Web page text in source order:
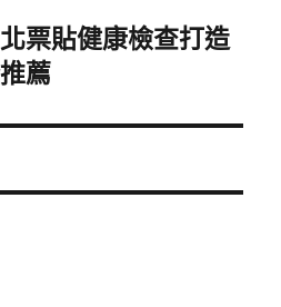
票貼健康檢查打造
薦